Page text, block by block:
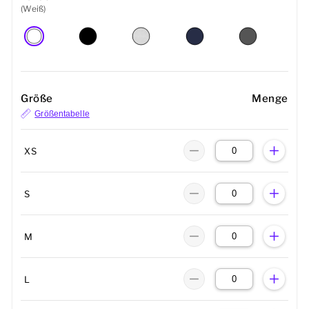
(Weiß)
Größe Menge
Größentabelle
XS
S
M
L